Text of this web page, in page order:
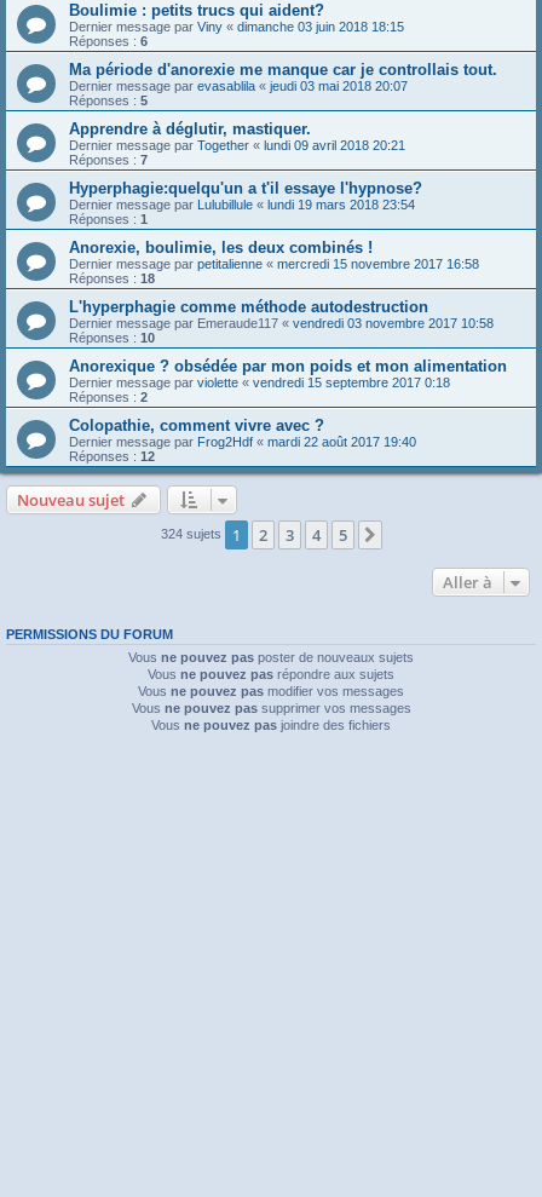
Boulimie : petits trucs qui aident?
Dernier message par Viny « dimanche 03 juin 2018 18:15
Réponses : 6
Ma période d'anorexie me manque car je controllais tout.
Dernier message par evasablila « jeudi 03 mai 2018 20:07
Réponses : 5
Apprendre à déglutir, mastiquer.
Dernier message par Together « lundi 09 avril 2018 20:21
Réponses : 7
Hyperphagie:quelqu'un a t'il essaye l'hypnose?
Dernier message par Lulubillule « lundi 19 mars 2018 23:54
Réponses : 1
Anorexie, boulimie, les deux combinés !
Dernier message par petitalienne « mercredi 15 novembre 2017 16:58
Réponses : 18
L'hyperphagie comme méthode autodestruction
Dernier message par Emeraude117 « vendredi 03 novembre 2017 10:58
Réponses : 10
Anorexique ? obsédée par mon poids et mon alimentation
Dernier message par violette « vendredi 15 septembre 2017 0:18
Réponses : 2
Colopathie, comment vivre avec ?
Dernier message par Frog2Hdf « mardi 22 août 2017 19:40
Réponses : 12
Nouveau sujet
324 sujets 1 2 3 4 5
Aller à
PERMISSIONS DU FORUM
Vous ne pouvez pas poster de nouveaux sujets
Vous ne pouvez pas répondre aux sujets
Vous ne pouvez pas modifier vos messages
Vous ne pouvez passupprimer vos messages
Vous ne pouvez pas joindre des fichiers